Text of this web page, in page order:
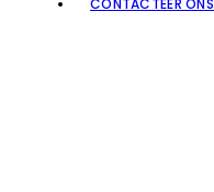
CONTACTEER ONS